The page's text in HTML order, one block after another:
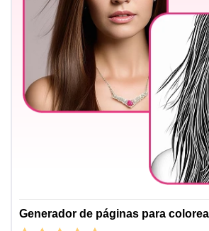
Generador de páginas para